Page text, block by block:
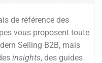
de référence des
vous proposent toute
Selling B2B, mais
insights, des guides